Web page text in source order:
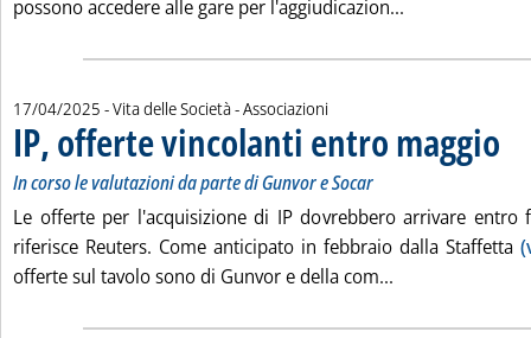
possono accedere alle gare per l'aggiudicazion...
17/04/2025 - Vita delle Società - Associazioni
IP, offerte vincolanti entro maggio
In corso le valutazioni da parte di Gunvor e Socar
Le offerte per l'acquisizione di IP dovrebbero arrivare entro
riferisce Reuters. Come anticipato in febbraio dalla Staffetta
offerte sul tavolo sono di Gunvor e della com...